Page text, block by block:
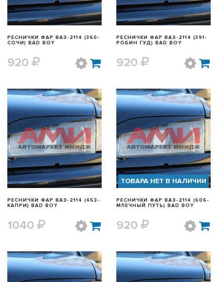
РЕСНИЧКИ ФАР ВАЗ-2114 (360-
СОЧИ) BAD BOY
920
РЕСНИЧКИ ФАР ВАЗ-2114 (391-
РОБИН ГУД) BAD BOY
920
БЫСТРЫЙ ПРОСМОТР
РЕСНИЧКИ ФАР ВАЗ-2114 (453-
КАПРИ) BAD BOY
1040
БЫСТРЫЙ ПРОСМОТР
ТОВАРА НЕТ В НАЛИЧИИ
РЕСНИЧКИ ФАР ВАЗ-2114 (606-
МЛЕЧНЫЙ ПУТЬ) BAD BOY
920